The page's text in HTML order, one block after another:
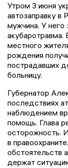
Утром 3 июня
автозаправку в
мужчина. У него
акубаротравма.
местного
рождения
пострадавших
больницу.
Губернатор
последствиях
наблюдением
помощь. Глава
осторожность.
в
обстоятельств
держат